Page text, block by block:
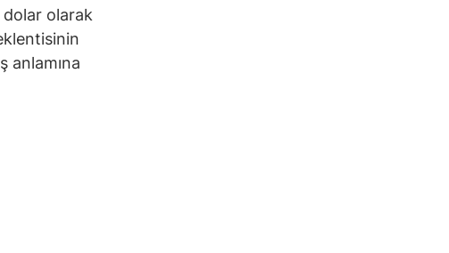
dolar olarak
anlamına